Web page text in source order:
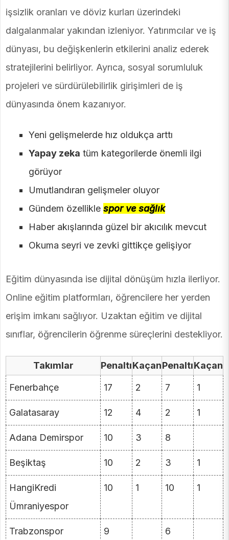
işsizlik oranları ve döviz kurları üzerindeki
dalgalanmalar yakından izleniyor. Yatırımcılar ve iş
dünyası, bu değişkenlerin etkilerini analiz ederek
stratejilerini belirliyor. Ayrıca, sosyal sorumluluk
projeleri ve sürdürülebilirlik girişimleri de iş
dünyasında önem kazanıyor.
Yeni gelişmelerde hız oldukça arttı
Yapay zeka tüm kategorilerde önemli ilgi
görüyor
Umutlandıran gelişmeler oluyor
Gündem özellikle spor ve sağlık
Haber akışlarında güzel bir akıcılık mevcut
Okuma seyri ve zevki gittikçe gelişiyor
Eğitim dünyasında ise dijital dönüşüm hızla ilerliyor.
Online eğitim platformları, öğrencilere her yerden
erişim imkanı sağlıyor. Uzaktan eğitim ve dijital
sınıflar, öğrencilerin öğrenme süreçlerini destekliyor.
Takımlar PenaltıKaçanPenaltıKaçan
Fenerbahçe 17 2 7 1
Galatasaray 12 4 2 1
Adana Demirspor 10 3 8
Beşiktaş 10 2 3 1
HangiKredi
Ümraniyespor
10 1 10 1
Trabzonspor 9 6